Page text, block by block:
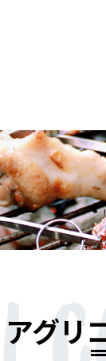
アグリ